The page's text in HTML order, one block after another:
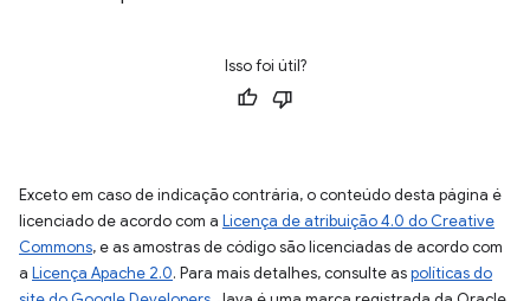
Isso foi útil?
Exceto em caso de indicação contrária, o conteúdo desta página é
licenciado de acordo com a Licença de atribuição 4.0 do Creative
Commons, e as amostras de código são licenciadas de acordo com
a Licença Apache 2.0. Para mais detalhes, consulte aspolíticas do